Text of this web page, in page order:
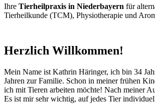
Ihre Tierheilpraxis in Niederbayern für
Tierheilkunde (TCM), Physiotherapie und
Herzlich Willkommen!
Mein Name ist Kathrin Häringer, ich bin 34
Jahren zur Familie. Schon in meiner frühen
ich mit Tieren arbeiten möchte! Nach meiner
Es ist mir sehr wichtig, auf jedes Tier